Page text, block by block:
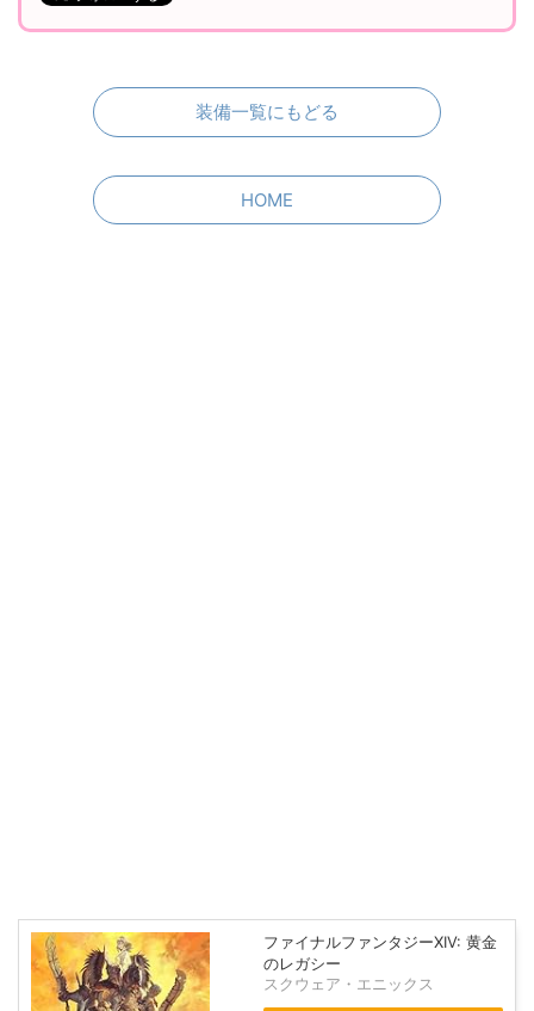
装備一覧にもどる
HOME
ファイナルファンタジーXIV: 黄金
のレガシー
スクウェア・エニックス